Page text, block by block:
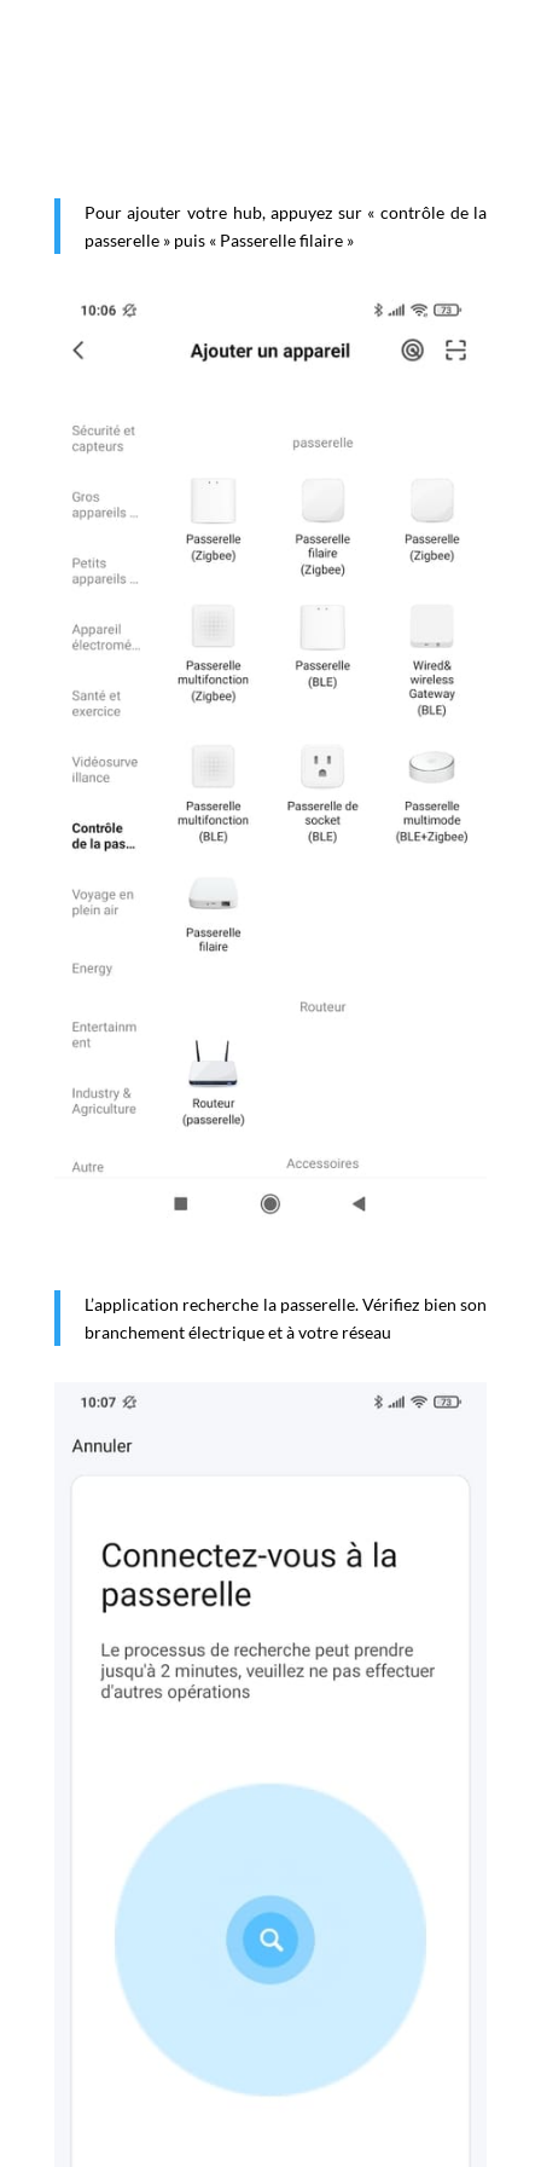
Pour ajouter votre hub, appuyez sur « contrôle de la
passerelle » puis « Passerelle filaire »
L’application recherche la passerelle. Vérifiez bien son
branchement électrique et à votre réseau